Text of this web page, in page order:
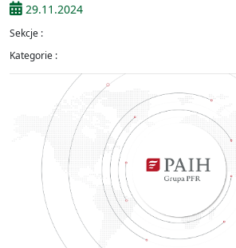
29.11.2024
Sekcje :
Kategorie :